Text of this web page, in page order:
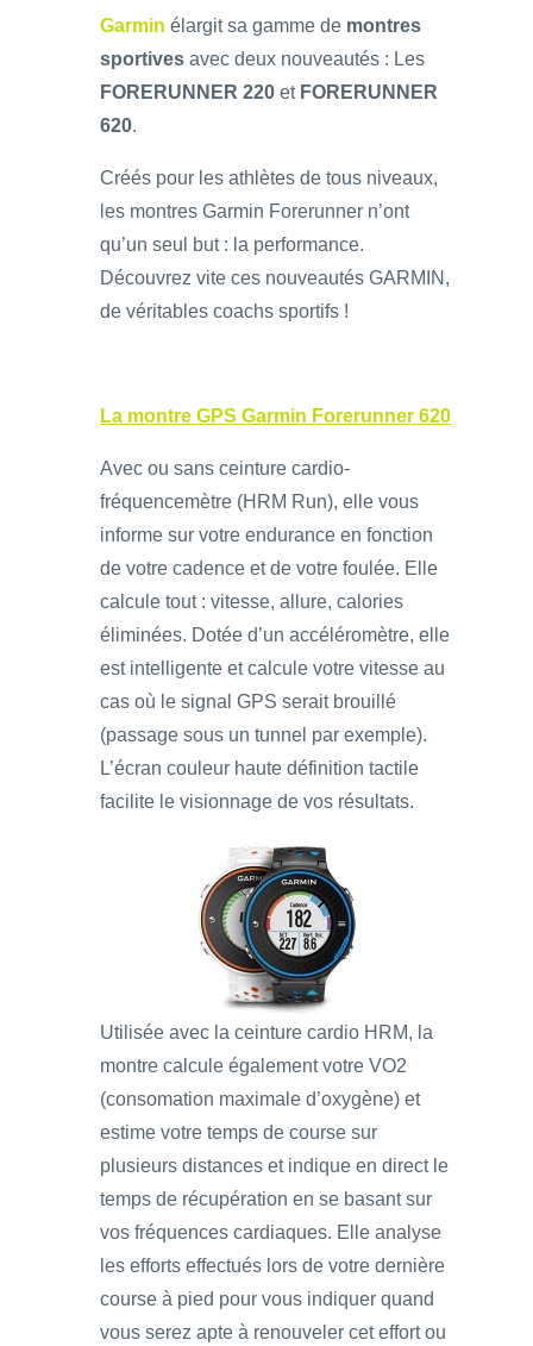
Garmin élargit sa gamme de montres
sportives avec deux nouveautés : Les
FORERUNNER 220 et FORERUNNER
620.
Créés pour les athlètes de tous niveaux,
les montres Garmin Forerunner n’ont
qu’un seul but : la performance.
Découvrez vite ces nouveautés GARMIN,
de véritables coachs sportifs !
La montre GPS Garmin Forerunner 620
Avec ou sans ceinture cardio-
fréquencemètre (HRM Run), elle vous
informe sur votre endurance en fonction
de votre cadence et de votre foulée. Elle
calcule tout : vitesse, allure, calories
éliminées. Dotée d’un accéléromètre, elle
est intelligente et calcule votre vitesse au
cas où le signal GPS serait brouillé
(passage sous un tunnel par exemple).
L’écran couleur haute définition tactile
facilite le visionnage de vos résultats.
Utilisée avec la ceinture cardio HRM, la
montre calcule également votre VO2
(consomation maximale d’oxygène) et
estime votre temps de course sur
plusieurs distances et indique en direct le
temps de récupération en se basant sur
vos fréquences cardiaques. Elle analyse
les efforts effectués lors de votre dernière
course à pied pour vous indiquer quand
vous serez apte à renouveler cet effort ou